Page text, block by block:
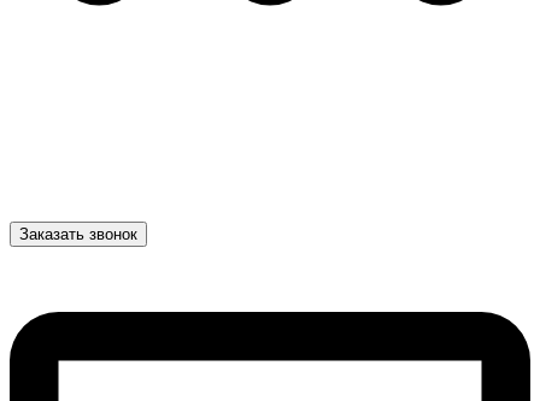
Заказать звонок